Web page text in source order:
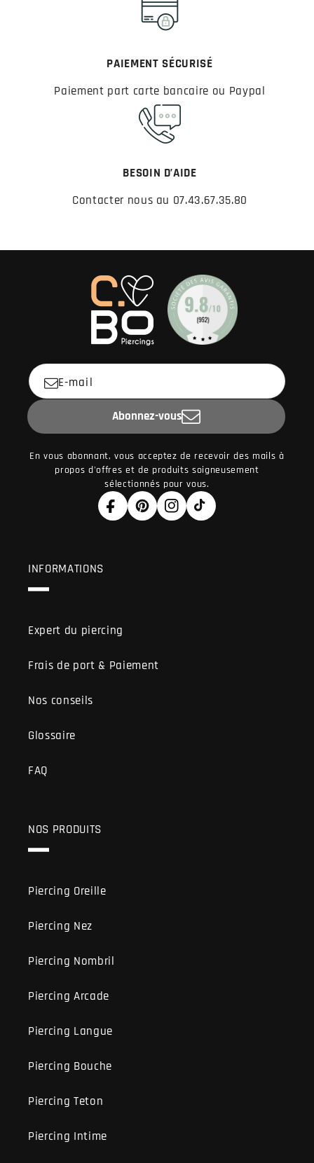
PAIEMENT SÉCURISÉ
Paiement part carte bancaire ou Paypal
BESOIN D’AIDE
Contacter nous au 07.43.67.35.80
E-mail
Abonnez-vous
En vous abonnant, vous acceptez de recevoir des mails à
propos d'offres et de produits soigneusement
sélectionnés pour vous.
FacebookPinterestInstagram
TikTok
INFORMATIONS
Expert du piercing
Frais de port & Paiement
Nos conseils
Glossaire
FAQ
NOS PRODUITS
Piercing Oreille
Piercing Nez
Piercing Nombril
Piercing Arcade
Piercing Langue
Piercing Bouche
Piercing Teton
Piercing Intime